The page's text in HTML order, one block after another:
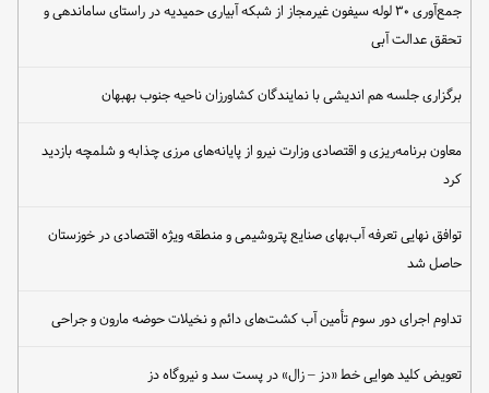
جمع‌آوری ۳۰ لوله سیفون غیرمجاز از شبکه آبیاری حمیدیه در راستای ساماندهی و
تحقق عدالت آبی
برگزاری جلسه هم اندیشی با نمایندگان کشاورزان ناحیه جنوب بهبهان
معاون برنامه‌ریزی و اقتصادی وزارت نیرو از پایانه‌های مرزی چذابه و شلمچه بازدید
کرد
توافق نهایی تعرفه آب‌بهای صنایع پتروشیمی و منطقه ویژه اقتصادی در خوزستان
حاصل شد
تداوم اجرای دور سوم تأمین آب کشت‌های دائم و نخیلات حوضه مارون و جراحی
تعویض کلید هوایی خط «دز – زال» در پست سد و نیروگاه دز